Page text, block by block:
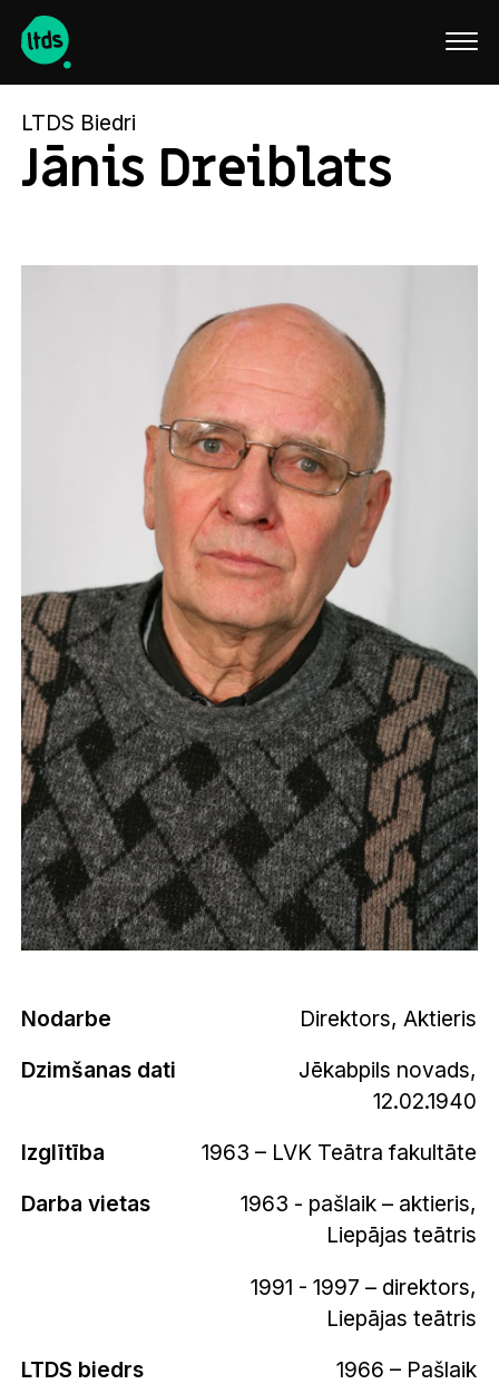
LTDS Biedri
Jānis Dreiblats
Nodarbe
Direktors, Aktieris
Dzimšanas dati
Jēkabpils novads,
12.02.1940
Izglītība
1963 – LVK Teātra fakultāte
Darba vietas
1963 - pašlaik – aktieris,
Liepājas teātris
1991 - 1997 – direktors,
Liepājas teātris
LTDS biedrs
1966 – Pašlaik